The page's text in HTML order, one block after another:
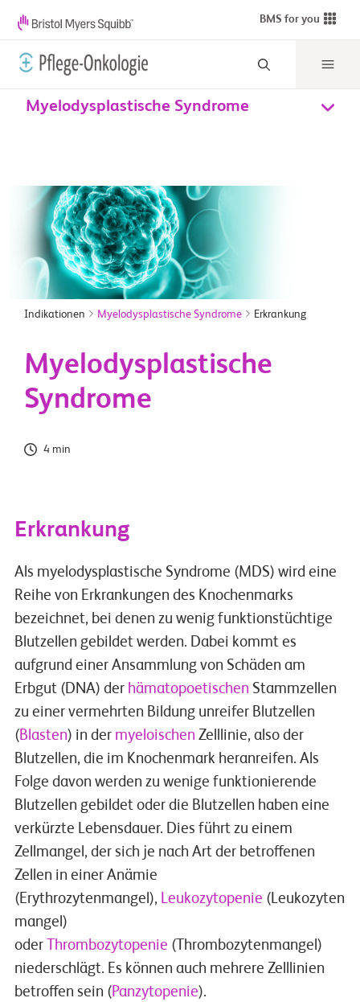
BMS for you
Myelodysplastische Syndrome
Indikationen Myelodysplastische Syndrome Erkrankung
Myelodysplastische
Syndrome
4 min
Erkrankung
Als myelodysplastische Syndrome (MDS) wird eine
Reihe von Erkrankungen des Knochenmarks
bezeichnet, bei denen zu wenig funktionstüchtige
Blutzellen gebildet werden. Dabei kommt es
aufgrund einer Ansammlung von Schäden am
Erbgut (DNA) der hämatopoetischen Stammzellen
zu einer vermehrten Bildung unreifer Blutzellen
( Blasten) in der myeloischen Zelllinie, also der
Blutzellen, die im Knochenmark heranreifen. Als
Folge davon werden zu wenige funktionierende
Blutzellen gebildet oder die Blutzellen haben eine
verkürzte Lebensdauer. Dies führt zu einem
Zellmangel, der sich je nach Art der betroffenen
Zellen in einer Anämie
(Erythrozytenmangel), Leukozytopenie (Leukozyten
mangel)
oder
Thrombozytopenie (Thrombozytenmangel)
niederschlägt. Es können auch mehrere Zelllinien
betroffen sein ( Panzytopenie).